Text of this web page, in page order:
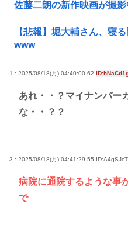
佐藤二朗の新作映画が撮
【悲報】堀大輔さん、寝
www
1 : 2025/08/18(月) 04:40:00.62
あれ・・？マイナンバー
な・・？？
3 : 2025/08/18(月) 04:41:29.55
病院に通院するような事
で